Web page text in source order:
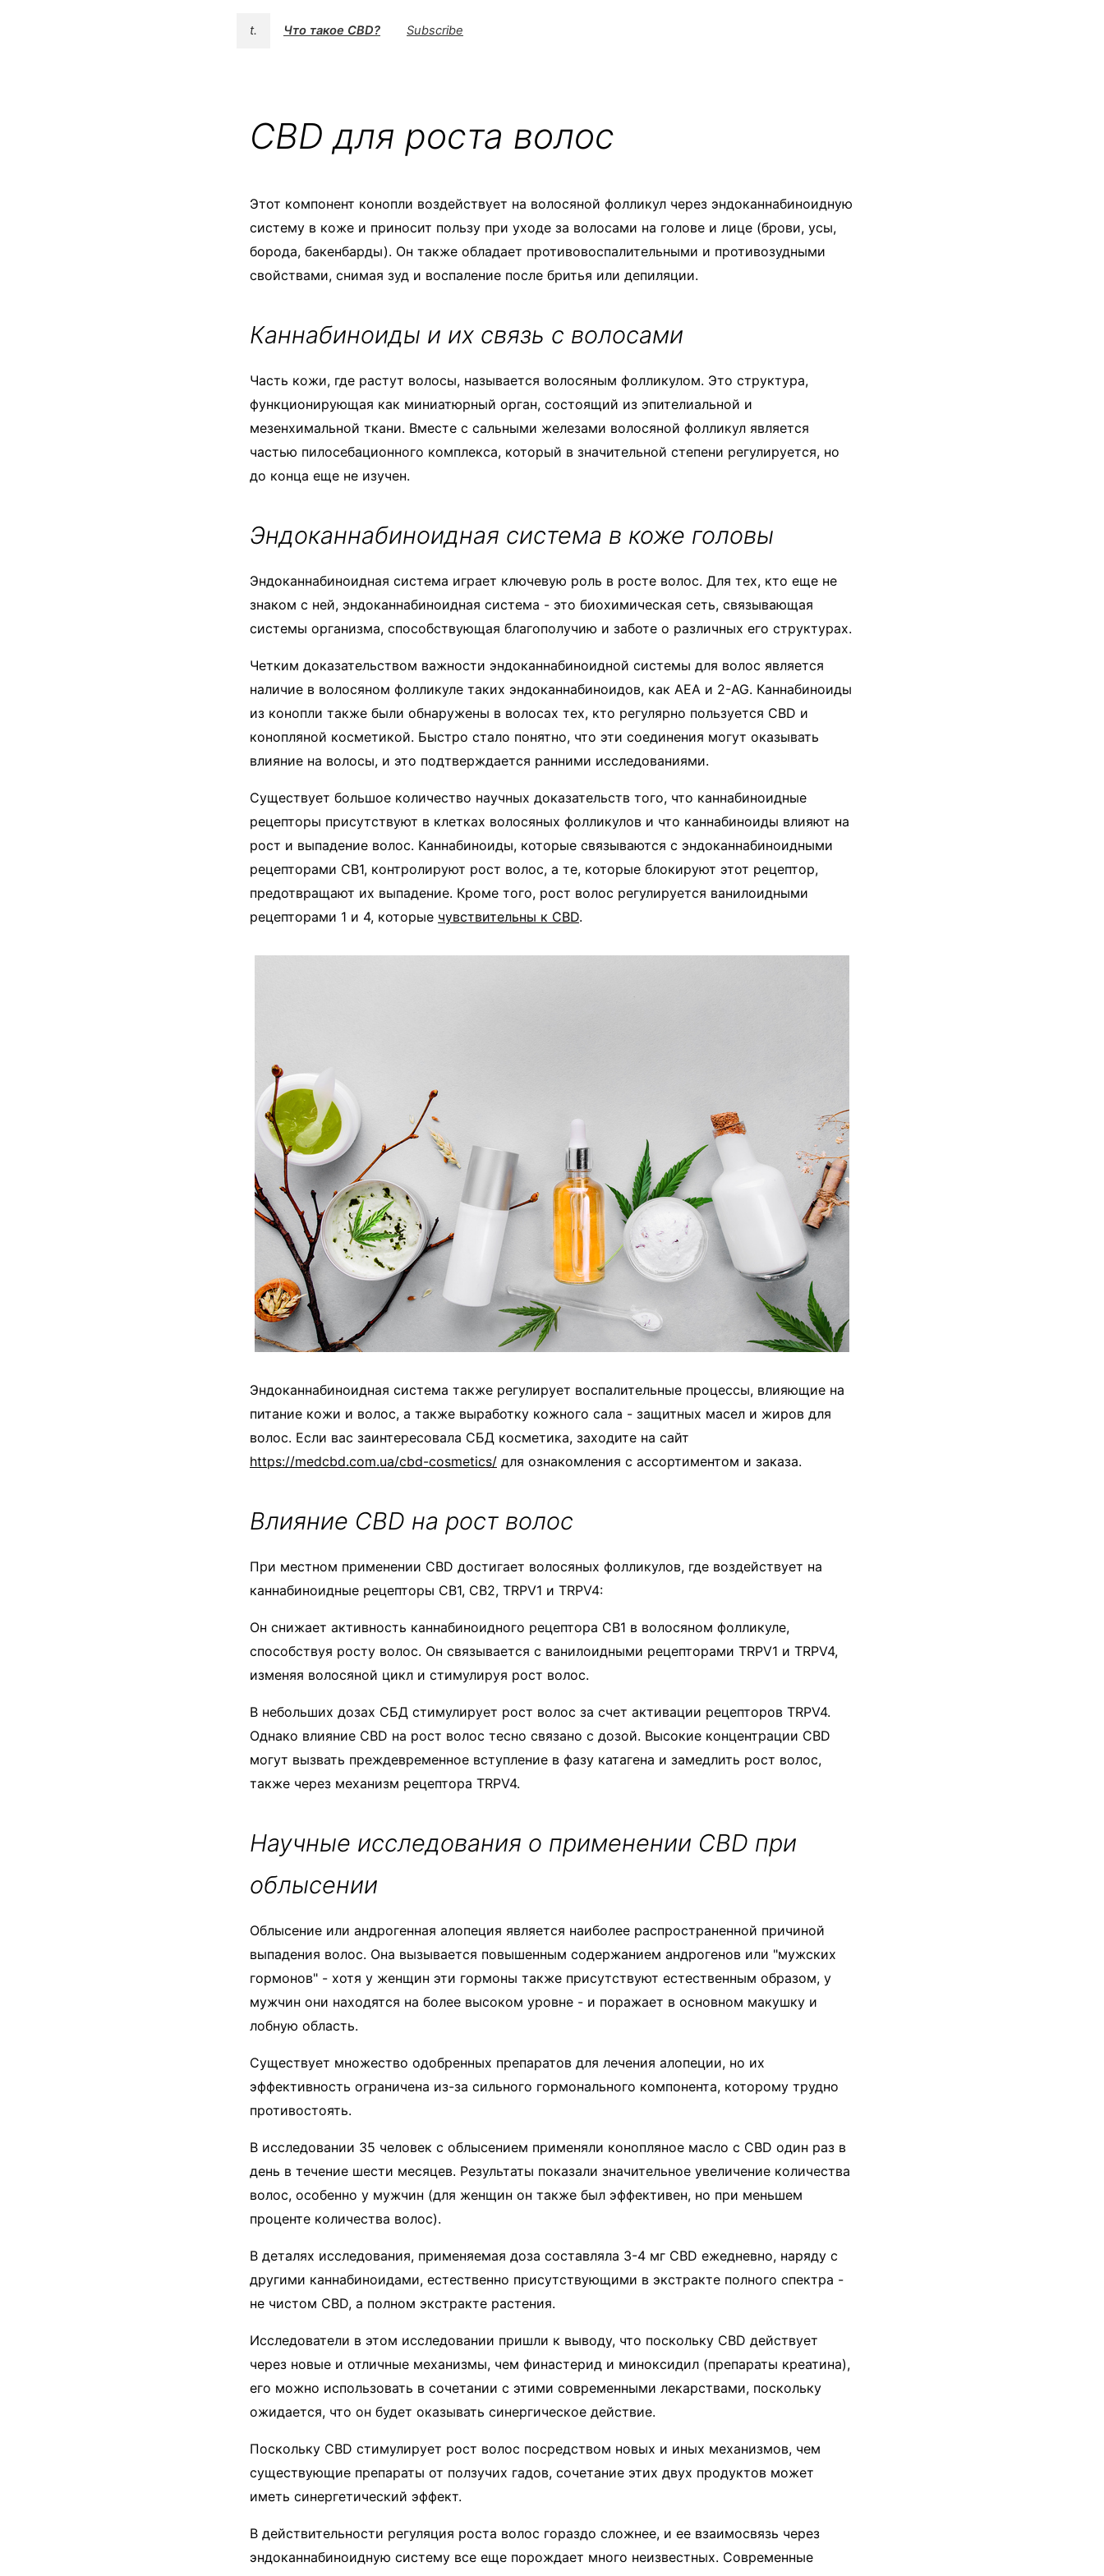
t. Что такое CBD? Subscribe
CBD для роста волос
Этот компонент конопли воздействует на волосяной фолликул через эндоканнабиноидную
систему в коже и приносит пользу при уходе за волосами на голове и лице (брови, усы,
борода, бакенбарды). Он также обладает противовоспалительными и противозудными
свойствами, снимая зуд и воспаление после бритья или депиляции.
Каннабиноиды и их связь с волосами
Часть кожи, где растут волосы, называется волосяным фолликулом. Это структура,
функционирующая как миниатюрный орган, состоящий из эпителиальной и
мезенхимальной ткани. Вместе с сальными железами волосяной фолликул является
частью пилосебационного комплекса, который в значительной степени регулируется, но
до конца еще не изучен.
Эндоканнабиноидная система в коже головы
Эндоканнабиноидная система играет ключевую роль в росте волос. Для тех, кто еще не
знаком с ней, эндоканнабиноидная система - это биохимическая сеть, связывающая
системы организма, способствующая благополучию и заботе о различных его структурах.
Четким доказательством важности эндоканнабиноидной системы для волос является
наличие в волосяном фолликуле таких эндоканнабиноидов, как AEA и 2-AG. Каннабиноиды
из конопли также были обнаружены в волосах тех, кто регулярно пользуется CBD и
конопляной косметикой. Быстро стало понятно, что эти соединения могут оказывать
влияние на волосы, и это подтверждается ранними исследованиями.
Существует большое количество научных доказательств того, что каннабиноидные
рецепторы присутствуют в клетках волосяных фолликулов и что каннабиноиды влияют на
рост и выпадение волос. Каннабиноиды, которые связываются с эндоканнабиноидными
рецепторами CB1, контролируют рост волос, а те, которые блокируют этот рецептор,
предотвращают их выпадение. Кроме того, рост волос регулируется ванилоидными
рецепторами 1 и 4, которые чувствительны к CBD.
Эндоканнабиноидная система также регулирует воспалительные процессы, влияющие на
питание кожи и волос, а также выработку кожного сала - защитных масел и жиров для
волос. Если вас заинтересовала СБД косметика, заходите на сайт
https://medcbd.com.ua/cbd-cosmetics/ для ознакомления с ассортиментом и заказа.
Влияние CBD на рост волос
При местном применении CBD достигает волосяных фолликулов, где воздействует на
каннабиноидные рецепторы CB1, CB2, TRPV1 и TRPV4:
Он снижает активность каннабиноидного рецептора CB1 в волосяном фолликуле,
способствуя росту волос. Он связывается с ванилоидными рецепторами TRPV1 и TRPV4,
изменяя волосяной цикл и стимулируя рост волос.
В небольших дозах СБД стимулирует рост волос за счет активации рецепторов TRPV4.
Однако влияние CBD на рост волос тесно связано с дозой. Высокие концентрации CBD
могут вызвать преждевременное вступление в фазу катагена и замедлить рост волос,
также через механизм рецептора TRPV4.
Научные исследования о применении CBD при
облысении
Облысение или андрогенная алопеция является наиболее распространенной причиной
выпадения волос. Она вызывается повышенным содержанием андрогенов или "мужских
гормонов" - хотя у женщин эти гормоны также присутствуют естественным образом, у
мужчин они находятся на более высоком уровне - и поражает в основном макушку и
лобную область.
Существует множество одобренных препаратов для лечения алопеции, но их
эффективность ограничена из-за сильного гормонального компонента, которому трудно
противостоять.
В исследовании 35 человек с облысением применяли конопляное масло с CBD один раз в
день в течение шести месяцев. Результаты показали значительное увеличение количества
волос, особенно у мужчин (для женщин он также был эффективен, но при меньшем
проценте количества волос).
В деталях исследования, применяемая доза составляла 3-4 мг CBD ежедневно, наряду с
другими каннабиноидами, естественно присутствующими в экстракте полного спектра -
не чистом CBD, а полном экстракте растения.
Исследователи в этом исследовании пришли к выводу, что поскольку CBD действует
через новые и отличные механизмы, чем финастерид и миноксидил (препараты креатина),
его можно использовать в сочетании с этими современными лекарствами, поскольку
ожидается, что он будет оказывать синергическое действие.
Поскольку CBD стимулирует рост волос посредством новых и иных механизмов, чем
существующие препараты от ползучих гадов, сочетание этих двух продуктов может
иметь синергетический эффект.
В действительности регуляция роста волос гораздо сложнее, и ее взаимосвязь через
эндоканнабиноидную систему все еще порождает много неизвестных. Современные